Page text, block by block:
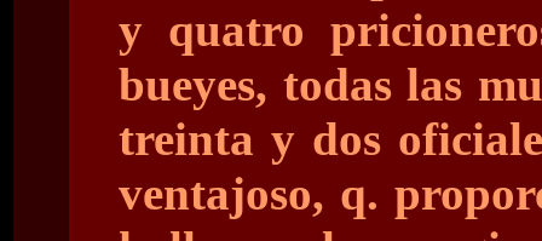
y quatro
bueyes, todas las
treinta y dos
ventajoso, q.